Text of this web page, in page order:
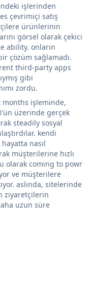
işlerinden
çevrimiçi satış
ürünlerinin
görsel olarak çekici
ability. onların
çözüm sağlamadı.
third-party apps
gibi
zordu.
months işleminde,
üzerinde gerçek
steadily sosyal
kendi
nasıl
müşterilerine hızlı
olarak coming to powr
ve müşterilere
aslında, sitelerinde
ziyaretçilerin
uzun süre